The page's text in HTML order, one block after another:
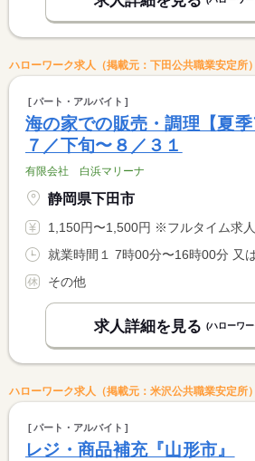
ハローワーク求人（掲載元：下田公共職業安定所）
パート・アルバイト
海の家での販売・調理【夏季
７／下旬〜８／３１
有限会社 白浜マリーナ
静岡県下田市
1,150円〜1,500円 ※フルタイム求人の場合は月額（換算額）、パート求
その他
求人詳細を見る (ハローワ
ハローワーク求人（掲載元：米沢公共職業安定所）
パート・アルバイト
レジ・商品補充『山形市』